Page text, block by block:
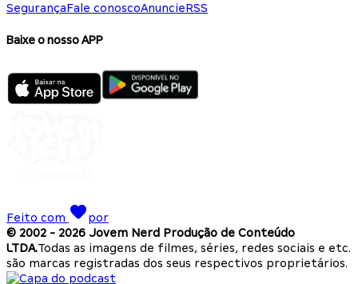
SegurançaFale conoscoAnuncieRSS
Baixe o nosso APP
Feito com
por
© 2002 - 2026 Jovem Nerd Produção de Conteúdo
LTDA.Todas as imagens de filmes, séries, redes sociais e etc.
são marcas registradas dos seus respectivos proprietários.